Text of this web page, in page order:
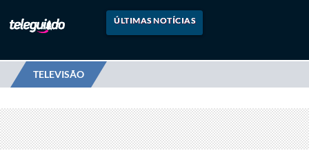
ÚLTIMAS NOTÍCIAS
TELEVISÃO